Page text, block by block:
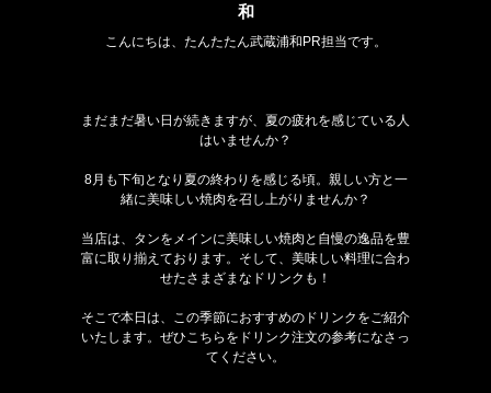
和
こんにちは、たんたたん武蔵浦和PR担当です。
まだまだ暑い日が続きますが、夏の疲れを感じている人
はいませんか？
8月も下旬となり夏の終わりを感じる頃。親しい方と一
緒に美味しい焼肉を召し上がりませんか？
当店は、タンをメインに美味しい焼肉と自慢の逸品を豊
富に取り揃えております。そして、美味しい料理に合わ
せたさまざまなドリンクも！
そこで本日は、この季節におすすめのドリンクをご紹介
いたします。ぜひこちらをドリンク注文の参考になさっ
てください。